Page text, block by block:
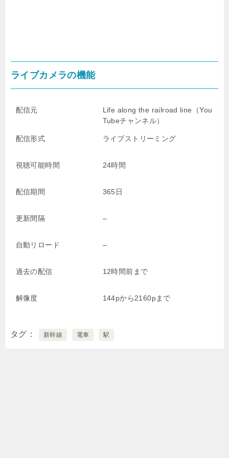
ライブカメラの機能
配信元 Life along the railroad line
（You
Tubeチャンネル）
配信形式 ライブストリーミング
視聴可能時間 24時間
配信期間 365日
更新間隔 –
自動リロード –
過去の配信 12時間前まで
解像度 144pから2160pまで
タグ 新幹線 電車 駅